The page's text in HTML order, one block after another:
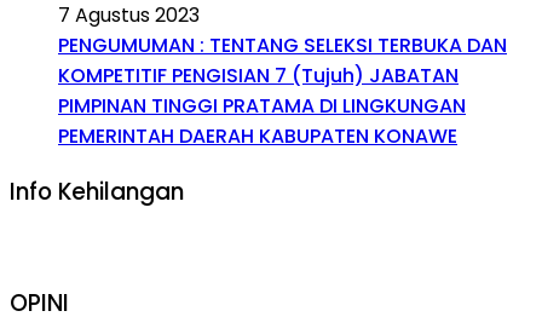
7 Agustus 2023
PENGUMUMAN : TENTANG SELEKSI TERBUKA DAN
KOMPETITIF PENGISIAN 7 (Tujuh) JABATAN
PIMPINAN TINGGI PRATAMA DI LINGKUNGAN
PEMERINTAH DAERAH KABUPATEN KONAWE
Info Kehilangan
OPINI